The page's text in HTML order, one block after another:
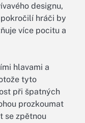
designu,
hráči by
více pocitu a
hlavami a
tyto
při špatných
prozkoumat
se zpětnou